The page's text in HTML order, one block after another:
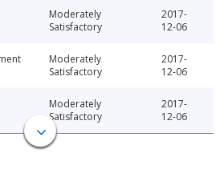
Moderately
Satisfactory
2017-
12-06
Moderately
Satisfactory
2017-
12-06
Moderately
Satisfactory
2017-
12-06